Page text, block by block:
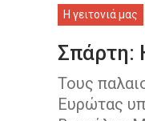
Η γειτονιά μας
Σπάρτη:
Τους
Ευρώτας